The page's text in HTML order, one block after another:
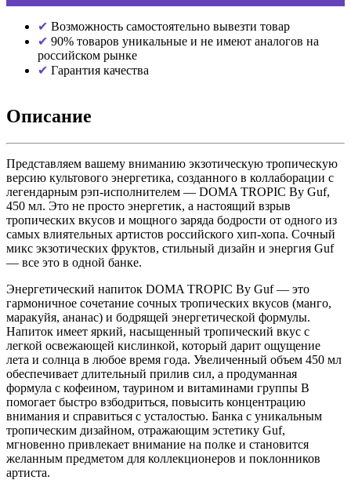
Возможность самостоятельно вывезти товар
90% товаров уникальные и не имеют аналогов на
российском рынке
Гарантия качества
Описание
Представляем вашему вниманию экзотическую тропическую
версию культового энергетика, созданного в коллаборации с
легендарным рэп-исполнителем — DOMA TROPIC By Guf,
450 мл. Это не просто энергетик, а настоящий взрыв
тропических вкусов и мощного заряда бодрости от одного из
самых влиятельных артистов российского хип-хопа. Сочный
микс экзотических фруктов, стильный дизайн и энергия Guf
— все это в одной банке.
Энергетический напиток DOMA TROPIC By Guf — это
гармоничное сочетание сочных тропических вкусов (манго,
маракуйя, ананас) и бодрящей энергетической формулы.
Напиток имеет яркий, насыщенный тропический вкус с
легкой освежающей кислинкой, который дарит ощущение
лета и солнца в любое время года. Увеличенный объем 450 мл
обеспечивает длительный прилив сил, а продуманная
формула с кофеином, таурином и витаминами группы B
помогает быстро взбодриться, повысить концентрацию
внимания и справиться с усталостью. Банка с уникальным
тропическим дизайном, отражающим эстетику Guf,
мгновенно привлекает внимание на полке и становится
желанным предметом для коллекционеров и поклонников
артиста.